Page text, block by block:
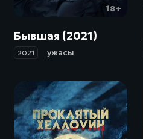
18+
Бывшая (2021)
2021 ужасы